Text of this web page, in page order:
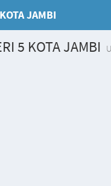
JAMBI
5 KOTA JAMBI